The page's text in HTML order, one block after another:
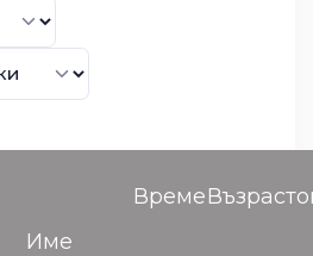
Име
Време